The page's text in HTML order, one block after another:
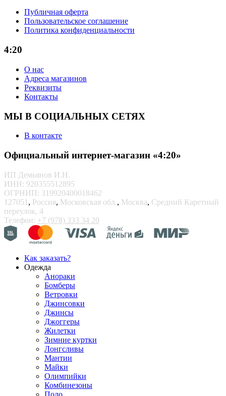
Публичная оферта
Пользовательское соглашение
Политика конфиденциальности
4:20
О нас
Адреса магазинов
Реквизиты
Контакты
МЫ В СОЦИАЛЬНЫХ СЕТЯХ
В контакте
Официальный интернет-магазин «4:20»
ИП Демьянов И.Н.
ИНН: 920355512895
ОГРНИП: 319920400018462
127051 , Россия, Московская обл., Москва, Средний Каретный
переулок, 4
Телефон: +7 (978) 333 34 20
Как заказать?
Одежда
Анораки
Бомберы
Ветровки
Джинсовки
Джинсы
Джоггеры
Жилетки
Зимние куртки
Лонгсливы
Мантии
Майки
Олимпийки
Комбинезоны
Поло